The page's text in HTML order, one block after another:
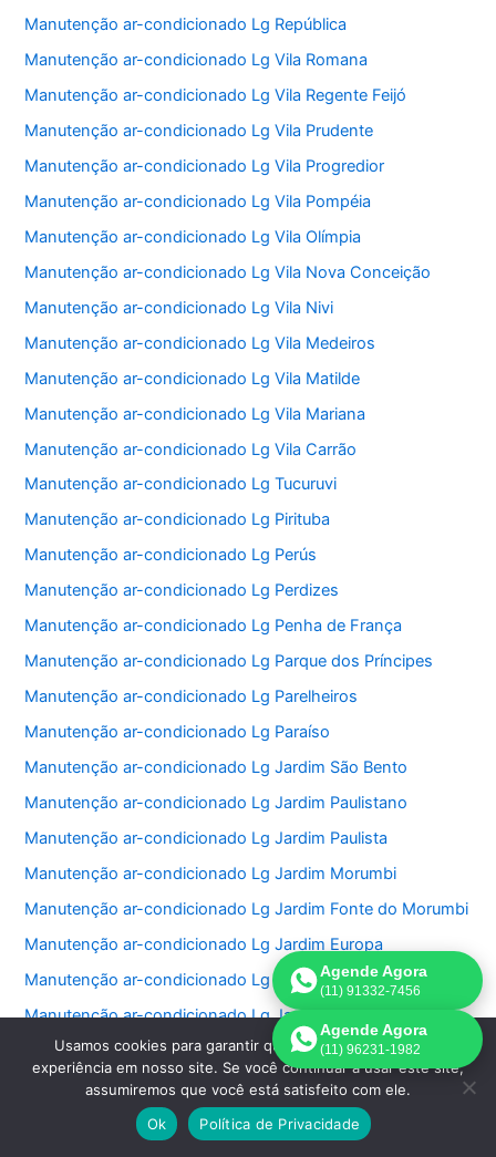
Manutenção ar-condicionado Lg República
Manutenção ar-condicionado Lg Vila Romana
Manutenção ar-condicionado Lg Vila Regente Feijó
Manutenção ar-condicionado Lg Vila Prudente
Manutenção ar-condicionado Lg Vila Progredior
Manutenção ar-condicionado Lg Vila Pompéia
Manutenção ar-condicionado Lg Vila Olímpia
Manutenção ar-condicionado Lg Vila Nova Conceição
Manutenção ar-condicionado Lg Vila Nivi
Manutenção ar-condicionado Lg Vila Medeiros
Manutenção ar-condicionado Lg Vila Matilde
Manutenção ar-condicionado Lg Vila Mariana
Manutenção ar-condicionado Lg Vila Carrão
Manutenção ar-condicionado Lg Tucuruvi
Manutenção ar-condicionado Lg Pirituba
Manutenção ar-condicionado Lg Perús
Manutenção ar-condicionado Lg Perdizes
Manutenção ar-condicionado Lg Penha de França
Manutenção ar-condicionado Lg Parque dos Príncipes
Manutenção ar-condicionado Lg Parelheiros
Manutenção ar-condicionado Lg Paraíso
Manutenção ar-condicionado Lg Jardim São Bento
Manutenção ar-condicionado Lg Jardim Paulistano
Manutenção ar-condicionado Lg Jardim Paulista
Manutenção ar-condicionado Lg Jardim Morumbi
Manutenção ar-condicionado Lg Jardim Fonte do Morumbi
Manutenção ar-condicionado Lg Jardim Europa
Manutenção ar-condicionado Lg Jardim das Perdizes
Manutenção ar-condicionado Lg Jardim das Acacias
Manutenção ar-condicionado Lg Jardim da Saúde
Manutenção ar-condicionado Lg Jardim Bonfiglioli
Manutenção ar-condicionado Lg Jardim Ângela
Agende Agora
(11) 91332-7456
Agende Agora
(11) 96231-1982
Usamos cookies para garantir que oferecemos a melhor
experiência em nosso site. Se você continuar a usar este site,
assumiremos que você está satisfeito com ele.
Ok
Política de Privacidade